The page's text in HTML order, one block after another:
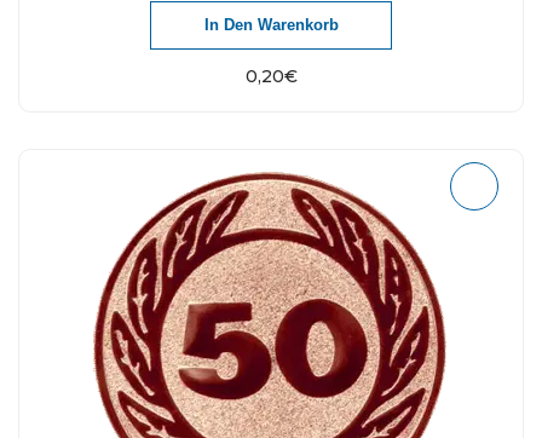
0,20€
In Den Warenkorb